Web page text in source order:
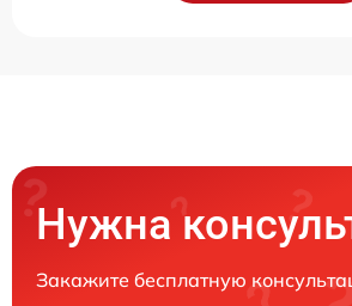
Нужна
Закажите бесплатную